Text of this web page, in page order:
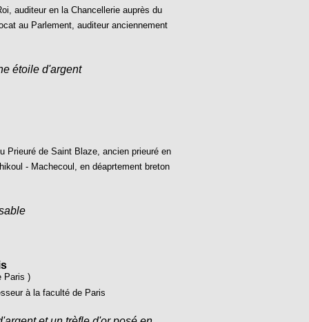
auditeur en la Chancellerie auprès du
au Parlement, auditeur anciennement
étoile d'argent
Prieuré de Saint Blaze, ancien prieuré en
- Machecoul, en déaprtement breton
Paris )
à la faculté de Paris